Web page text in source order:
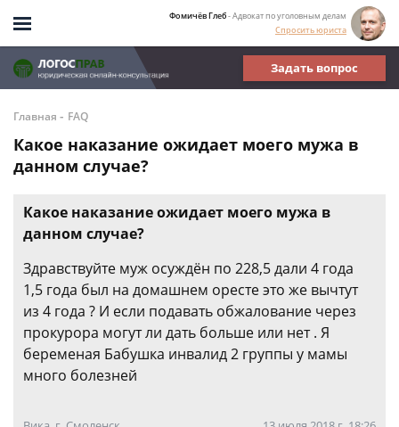
Фомичёв Глеб- Адвокат по уголовным делам
Спросить юриста
Задать вопрос
Главная - FAQ
Какое наказание ожидает моего мужа в
данном случае?
Какое наказание ожидает моего мужа в
данном случае?
Здравствуйте муж осуждён по 228,5 дали 4 года
1,5 года был на домашнем оресте это же вычтут
из 4 года ? И если подавать обжалование через
прокурора могут ли дать больше или нет . Я
беременая Бабушка инвалид 2 группы у мамы
много болезней